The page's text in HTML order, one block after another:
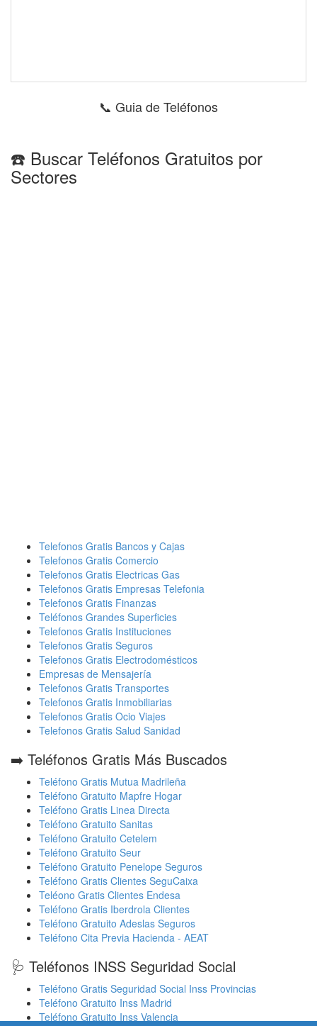
📞 Guia de Teléfonos
☎️ Buscar Teléfonos Gratuitos por
Sectores
Telefonos Gratis Bancos y Cajas
Telefonos Gratis Comercio
Telefonos Gratis Electricas Gas
Telefonos Gratis Empresas Telefonia
Telefonos Gratis Finanzas
Teléfonos Grandes Superficies
Telefonos Gratis Instituciones
Telefonos Gratis Seguros
Telefonos Gratis Electrodomésticos
Empresas de Mensajería
Telefonos Gratis Transportes
Telefonos Gratis Inmobiliarias
Telefonos Gratis Ocio Viajes
Telefonos Gratis Salud Sanidad
➡️ Teléfonos Gratis Más Buscados
Teléfono Gratis Mutua Madrileña
Teléfono Gratuito Mapfre Hogar
Teléfono Gratis Linea Directa
Teléfono Gratuito Sanitas
Teléfono Gratuito Cetelem
Teléfono Gratuito Seur
Teléfono Gratuito Penelope Seguros
Teléfono Gratis Clientes SeguCaixa
Teléono Gratis Clientes Endesa
Teléfono Gratis Iberdrola Clientes
Teléfono Gratuito Adeslas Seguros
Teléfono Cita Previa Hacienda - AEAT
🩺 Teléfonos INSS Seguridad Social
Teléfono Gratis Seguridad Social Inss Provincias
Teléfono Gratuito Inss Madrid
Teléfono Gratuito Inss Valencia